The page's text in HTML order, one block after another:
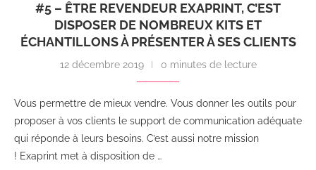
#5 – ÊTRE REVENDEUR EXAPRINT, C’EST
DISPOSER DE NOMBREUX KITS ET
ÉCHANTILLONS À PRÉSENTER À SES CLIENTS
12 décembre 2019 0 minutes de lecture
Vous permettre de mieux vendre. Vous donner les outils pour
proposer à vos clients le support de communication adéquate
qui réponde à leurs besoins. C’est aussi notre mission
! Exaprint met à disposition de …